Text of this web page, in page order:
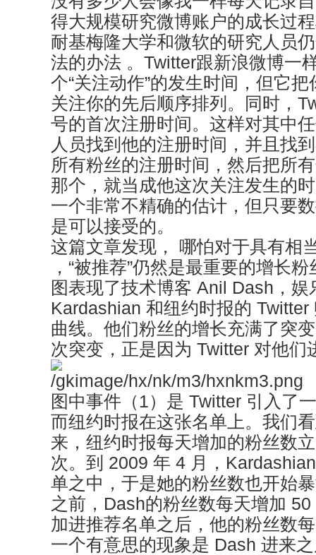
得大规模研究微博账户的成长过
耐基梅隆大学和微软的研究人员
法的办法 。Twitter跟新浪微博一
个“关注动作”的发生时间，但它
关注你的先后顺序排列。同时，
号的首次注册时间。这样对其中
人员找到他的注册时间，并且找
所有粉丝的注册时间，然后把所
那个，就当成他这次关注发生的
一个非常不精确的估计，但只要
是可以接受的。
这篇文章发现， 哪怕对于具有相
，“被推荐”仍然是最重要的增长
图表现了技术博客 Anil Dash，娱
Kardashian 和纽约时报的 Twitter
曲线。他们粉丝的增长充满了突
次突变，正是因为 Twitter 对他们
图中事件（1）是 Twitter 引入了
而纽约时报在这张名单上。我们
来，纽约时报每天增加的粉丝数
次。到 2009 年 4 月，
单之中，于是她的粉丝数也开始
之前，Dash的粉丝数每天增加
加进推荐名单之后，他的粉丝数
一个有意思的现象是 Dash 进来